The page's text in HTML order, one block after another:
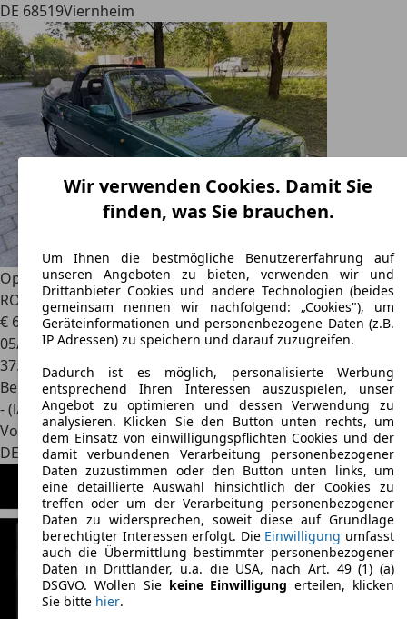
DE 68519Viernheim
Opel KadettKadett E Cabrio Edition Original 37960 km
ROSTFREI
€ 6.800
05/1992
37.960 km
Benzin
- (l/100 km)
Von privat
DE 81829München, Landeshauptstadt
Wir verwenden Cookies. Damit Sie
finden, was Sie brauchen.
Um Ihnen die bestmögliche Benutzererfahrung auf
unseren Angeboten zu bieten, verwenden wir und
Drittanbieter Cookies und andere Technologien (beides
gemeinsam nennen wir nachfolgend: „Cookies"), um
Geräteinformationen und personenbezogene Daten (z.B.
IP Adressen) zu speichern und darauf zuzugreifen.
Dadurch ist es möglich, personalisierte Werbung
entsprechend Ihren Interessen auszuspielen, unser
Angebot zu optimieren und dessen Verwendung zu
analysieren. Klicken Sie den Button unten rechts, um
dem Einsatz von einwilligungspflichten Cookies und der
damit verbundenen Verarbeitung personenbezogener
Daten zuzustimmen oder den Button unten links, um
eine detaillierte Auswahl hinsichtlich der Cookies zu
treffen oder um der Verarbeitung personenbezogener
Daten zu widersprechen, soweit diese auf Grundlage
berechtigter Interessen erfolgt. Die Einwilligung umfasst
auch die Übermittlung bestimmter personenbezogener
Daten in Drittländer, u.a. die USA, nach Art. 49 (1) (a)
DSGVO. Wollen Sie keine Einwilligung erteilen, klicken
Sie bitte hier.